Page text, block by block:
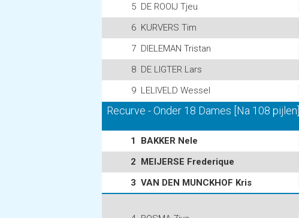
5 DE ROOIJ Tjeu
6 KURVERS Tim
7 DIELEMAN Tristan
8 DE LIGTER Lars
9 LELIVELD Wessel
Recurve - Onder 18 Dames [Na 108 pijlen]
1
BAKKER Nele
2 MEIJERSE Frederique
3 VAN DEN MUNCKHOF Kris